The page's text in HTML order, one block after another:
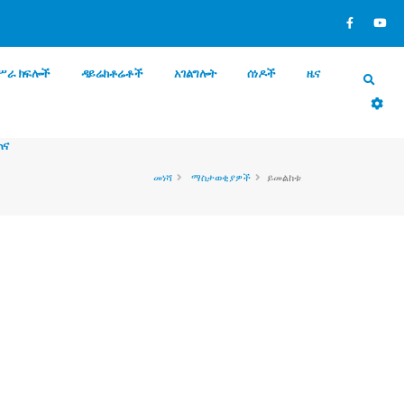
ክፍሎች ዳይሬክቶሬቶች አገልግሎት ሰነዶች ዜና
መነሻ ማስታወቂያዎች ይመልከቱ